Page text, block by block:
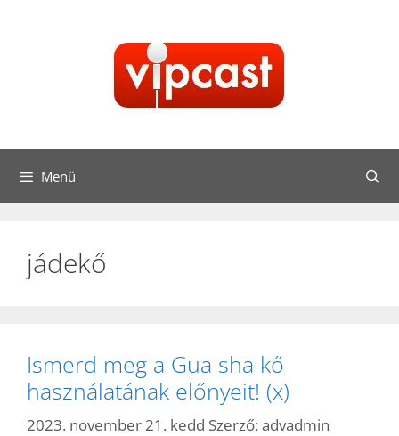
Menü
jádekő
Ismerd meg a Gua sha kő
használatának előnyeit! (x)
2023. november 21. kedd Szerző: advadmin